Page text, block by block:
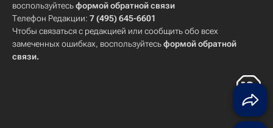
воспользуйтесьформой обратной связи
Телефон Редакции: 7 (495) 645-6601
Чтобы связаться с редакцией или сообщить обо всех
замеченных ошибках, воспользуйтесьформой обратной
связи.